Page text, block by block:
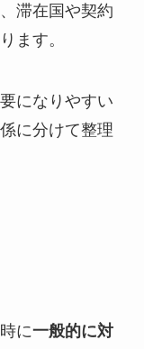
滞在国や契約
ます。
になりやすい
に分けて整理
に一般的に対